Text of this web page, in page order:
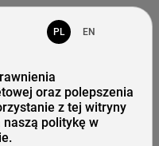
PL EN
oraz polepszenia
z tej witryny
politykę w